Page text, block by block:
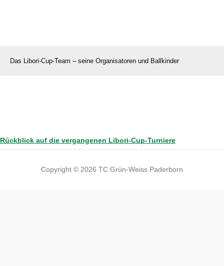
Das Libori-Cup-Team – seine Organisatoren und Ballkinder
Rückblick auf die vergangenen Libori-Cup-Turniere
Copyright © 2026 TC Grün-Weiss Paderborn